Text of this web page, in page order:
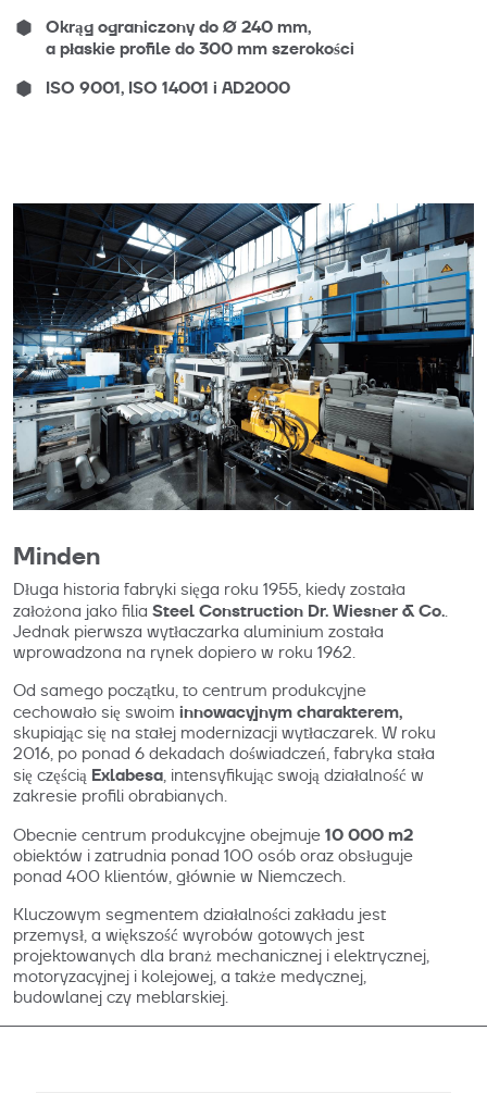
Okrąg ograniczony do Ø 240 mm,
a płaskie profile do 300 mm szerokości
ISO 9001, ISO 14001 i AD2000
Minden
Długa historia fabryki sięga roku 1955, kiedy została
założona jako filia Steel Construction Dr. Wiesner & Co..
Jednak pierwsza wytłaczarka aluminium została
wprowadzona na rynek dopiero w roku 1962.
Od samego początku, to centrum produkcyjne
cechowało się swoim innowacyjnym charakterem,
skupiając się na stałej modernizacji wytłaczarek. W roku
2016, po ponad 6 dekadach doświadczeń, fabryka stała
się częścią Exlabesa, intensyfikując swoją działalność w
zakresie profili obrabianych.
Obecnie centrum produkcyjne obejmuje 10 000 m2
obiektów i zatrudnia ponad 100 osób oraz obsługuje
ponad 400 klientów, głównie w Niemczech.
Kluczowym segmentem działalności zakładu jest
przemysł, a większość wyrobów gotowych jest
projektowanych dla branż mechanicznej i elektrycznej,
motoryzacyjnej i kolejowej, a także medycznej,
budowlanej czy meblarskiej.